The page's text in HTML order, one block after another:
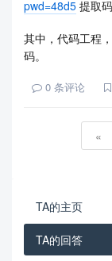
pwd=48d5 提取
其中，代码工程
码。
0 条评论
«
TA的主页
TA的回答